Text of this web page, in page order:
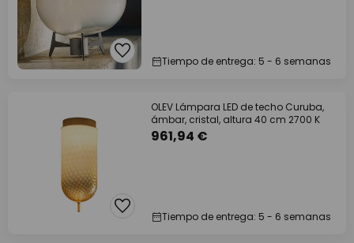
Tiempo de entrega: 5 - 6 semanas
OLEV Lámpara LED de techo Curuba,
ámbar, cristal, altura 40 cm 2700 K
961,94 €
Tiempo de entrega: 5 - 6 semanas